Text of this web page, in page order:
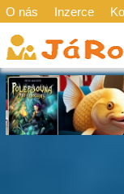
O nás Inzerce